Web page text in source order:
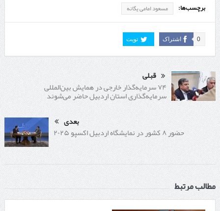
برچسب‌ها: مسعود امامی یگانه
اشتراک 0 تویت
قبلی
۷۴ سرمایه‌گذار خارجی در همایش بین‌المللی
سرمایه‌گذاری استان اردبیل حاضر می‌شوند
بعدی
حضور ۸ کشور در نمایشگاه اردبیل اکسپو ۲۰۲۵
مطالب مرتبط